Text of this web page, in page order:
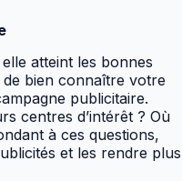
atteint les bonnes
bien connaître votre
publicitaire.
centres d’intérêt ? Où
à ces questions,
et les rendre plus